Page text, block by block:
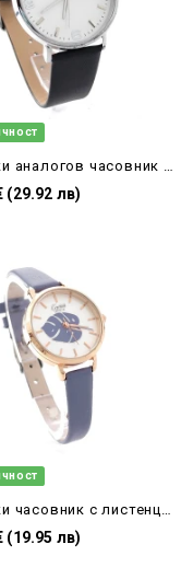
(29.92 лв)
(19.95 лв)